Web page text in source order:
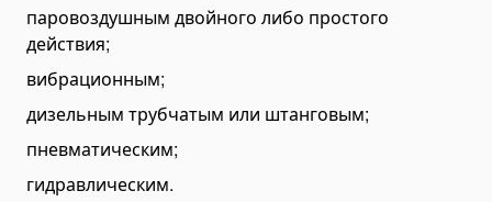
Системы управления
Тормозные системы
Фиксаторы кузова
Ящики инструментальные для грузовиков
Прицепы и полуприцепы
Самосвальные полуприцепы и прицепы
паровоздушным двойного либо простого
действия;
вибрационным;
дизельным трубчатым или штанговым;
пневматическим;
гидравлическим.